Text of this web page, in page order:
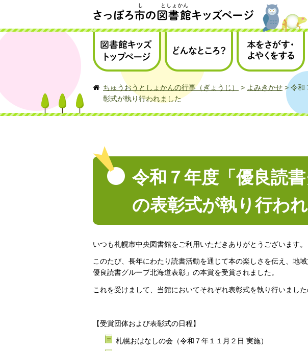
さっぽろ市の図書館キッズページ
ページ
よやくをする
ちゅうおうとしょかんの行事（ぎょうじ） > よみきかせ > 令和
彰式が執り行われました
令和７年度「優良読
の表彰式が執り行わ
いつも札幌市中央図書館をご利用いただきありがとうございます。
このたび、長年にわたり読書活動を通じて本の楽しさを伝え、地
優良読書グループ北海道表彰」の本賞を受賞されました。
これを受けまして、当館においてそれぞれ表彰式を執り行いまし
【受賞団体および表彰式の日程】
札幌おはなしの会（令和７年１１月２日 実施）